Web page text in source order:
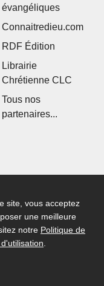
évangéliques
Connaitredieu.com
RDF Édition
Librairie
Chrétienne CLC
Tous nos
partenaires...
site, vous acceptez
une meilleure
notre Politique de